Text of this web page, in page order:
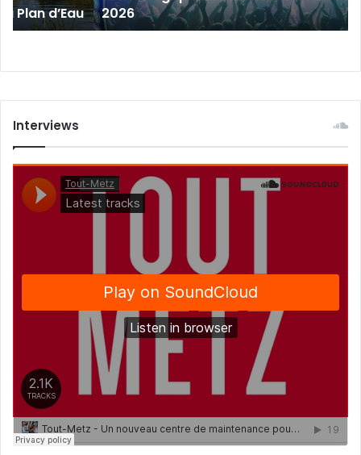
Plan d’Eau
de
Bliesbruck
8
2026
Interviews